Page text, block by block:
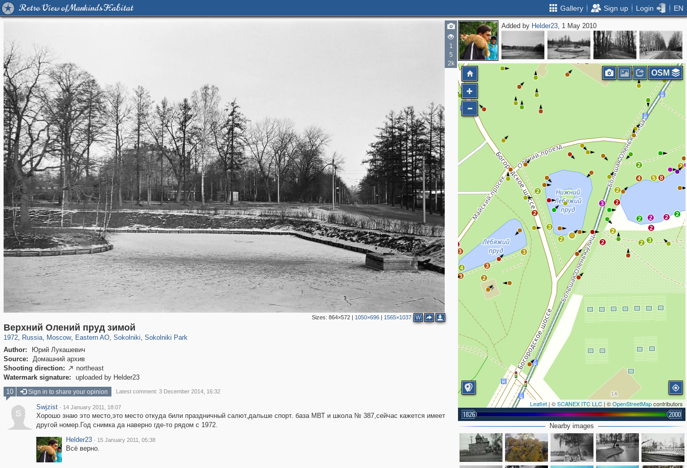
Retro View of Mankind's Habitat Gallery Sign up Login EN
1
5
2k
Sizes: 864×572| 1050×696| 1565×1037 W
Верхний Олений пруд зимой
1972, Russia
1,406,255 29,243
, Moscow
319,780 8,286
, Eastern AO
20,925 306
, Sokolniki
5,622 49
, Sokolniki Park
Author:
Юрий Лукашевич
Source:
Домашний архив
Shooting direction:  northeast
Watermark signature:
uploaded by Helder23
Added by Helder23, 1 May 2010
2
3
4
3
3
3
3
3
2
2
2
2
2
2
8
5
4
2
3 2
2
3
2
2 2 2
2
2
2
2
Leaflet| ©SCANEX ITC LLC | ©OpenStreetMapcontributors
1826 2000
OSM
Nearby images
10 Sign in to share your opinion Latest comment: 3 December 2014, 16:32
S
Swjzist · 14 January 2011, 18:07
Хорошо знаю это место,это место откуда били праздничный салют,дальше спорт. база МВТ и школа № 387,сейчас кажется имеет
другой номер.Год снимка да наверно где-то рядом с 1972.
Helder23 · 15 January 2011, 05:38
Всё верно.